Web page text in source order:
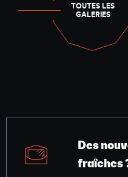
TOUTES LES
GALERIES
Des
fraîches